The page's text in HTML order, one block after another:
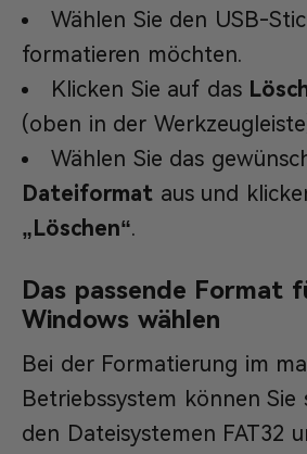
Wählen Sie den USB-
formatieren möchten.
Klicken Sie auf das
(oben in der
Wählen Sie das
Dateiformat aus und
„Löschen“.
Das passende Format
Windows wählen
Bei der Formatierung im
Betriebssystem können Sie
den Dateisystemen FAT32